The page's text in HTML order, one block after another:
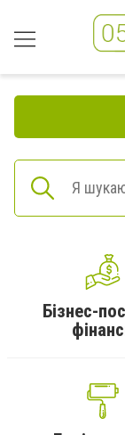
Бізнес-